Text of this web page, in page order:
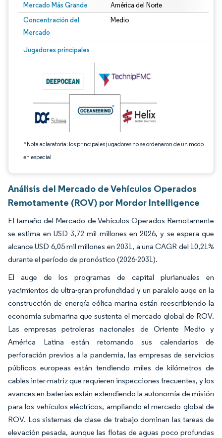
Mercado Más Grande América del Norte
Concentración del
Mercado
Medio
Jugadores principales
*Nota aclaratoria: los principales jugadores no se ordenaron de un modo
en especial
Imagen © Mordor Intelligence. El uso requiere atribución según CC BY 4.0.
Análisis del Mercado de Vehículos Operados
Remotamente (ROV) por Mordor Intelligence
El tamaño del Mercado de Vehículos Operados Remotamente
se estima en USD 3,72 mil millones en 2026, y se espera que
alcance USD 6,05 mil millones en 2031, a una CAGR del 10,21%
durante el período de pronóstico (2026-2031).
El auge de los programas de capital plurianuales en
yacimientos de ultra-gran profundidad y un paralelo auge en la
construcción de energía eólica marina están reescribiendo la
economía submarina que sustenta el mercado global de ROV.
Las empresas petroleras nacionales de Oriente Medio y
América Latina están retomando sus calendarios de
perforación previos a la pandemia, las empresas de servicios
públicos europeas están tendiendo miles de kilómetros de
cables inter-matriz que requieren inspecciones frecuentes, y los
avances en baterías están extendiendo la autonomía de misión
para los vehículos eléctricos, ampliando el mercado global de
ROV. Los sistemas de clase de trabajo dominan las tareas de
elevación pesada, aunque las flotas de aguas poco profundas